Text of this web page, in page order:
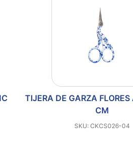
TIJERA DE GARZA
CM
SKU: CKCS026-04